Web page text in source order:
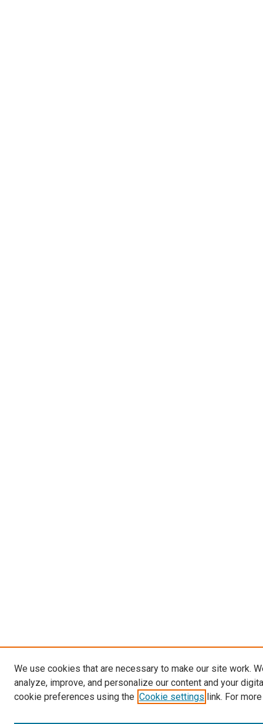
We use cookies that are necessary to make our site work.
analyze, improve, and personalize our content and your
cookie preferences using the Cookie settings link. For